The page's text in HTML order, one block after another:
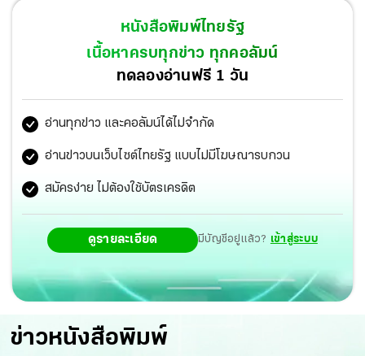
ว่าฯภูเก็ตพ้นพื้นที่ทันที “หนู” ออกแรงอุ้ม TH-AI Passport ไป
ต่อ อ้างตกเทรนด์ AI ไม่ทันโลก “ไชยชนก” ลุยสุดซอยไม่มี
ชะลอ ไร้กังวลแค่คนมอบนโยบาย โยนภาระขรก.ประจำ “ไอซ์”
จ่อชง ป.ป.ช. สอบ เย้ย “อนุทิน” ไม่กล้าแตะลูกนาย แฉบริษัทรู้
ล่วงหน้าว่าจะได้โครงการ “ลิซ่า” ยันฝากเลี้ยง สส.ของจริง
ฉลุย “นพดล” นั่งเลขาฯกฤษฎีกาคนใหม่ นายกฯบิน
หนังสือพิมพ์ไทยรัฐ
เนื้อหาครบทุกข่าว ทุกคอลัมน์
ทดลองอ่านฟรี 1 วัน
อ่านทุกข่าว และคอลัมน์ได้ไม่จำกัด
อ่านข่าวบนเว็บไซต์ไทยรัฐ แบบไม่มีโฆษณารบกวน
สมัครง่าย ไม่ต้องใช้บัตรเครดิต
ดูรายละเอียด มีบัญชีอยู่แล้ว? เข้าสู่ระบบ
ข่าวหนังสือพิมพ์